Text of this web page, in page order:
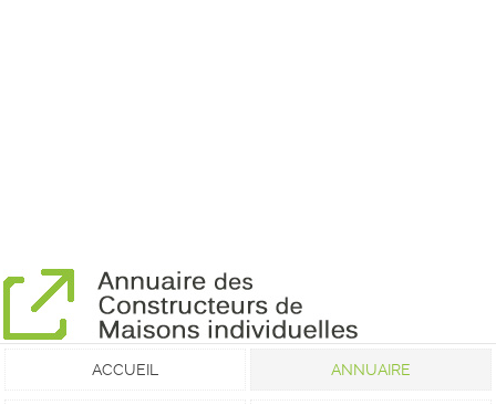
ACCUEIL ANNUAIRE